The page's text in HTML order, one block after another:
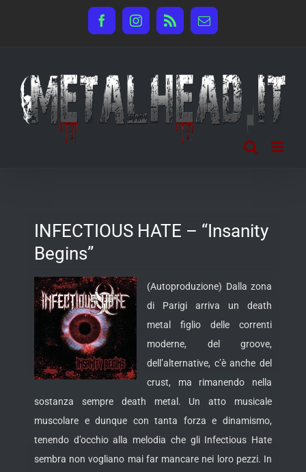
FacebookInstagram
Rss Email
INFECTIOUS HATE – “Insanity
Begins”
(Autoproduzione) Dalla zona
di Parigi arriva un death
metal figlio delle correnti
moderne, del groove,
dell’alternative, c’è anche del
crust, ma rimanendo nella
sostanza sempre death metal. Un atto musicale
muscolare e dunque con tanta forza e dinamismo,
tenendo d’occhio alla melodia che gli Infectious Hate
sembra non vogliano mai far mancare nei loro pezzi. In